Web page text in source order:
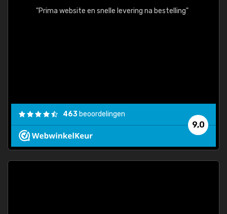
"Prima website en snelle levering na bestelling"
9,0
463 beoordelingen